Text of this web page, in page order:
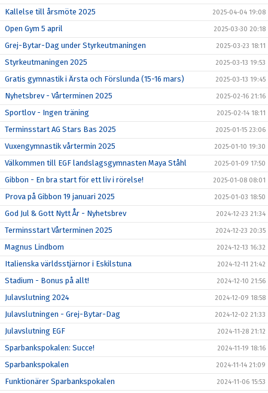
Kallelse till årsmöte 2025 2025-04-04 19:08
Open Gym 5 april 2025-03-30 20:18
Grej-Bytar-Dag under Styrkeutmaningen 2025-03-23 18:11
Styrkeutmaningen 2025 2025-03-13 19:53
Gratis gymnastik i Ärsta och Förslunda (15-16 mars) 2025-03-13 19:45
Nyhetsbrev - Vårterminen 2025 2025-02-16 21:16
Sportlov - Ingen träning 2025-02-14 18:11
Terminsstart AG Stars Bas 2025 2025-01-15 23:06
Vuxengymnastik vårtermin 2025 2025-01-10 19:30
Välkommen till EGF landslagsgymnasten Maya Ståhl 2025-01-09 17:50
Gibbon - En bra start för ett liv i rörelse! 2025-01-08 08:01
Prova på Gibbon 19 januari 2025 2025-01-03 18:50
God Jul & Gott Nytt År - Nyhetsbrev 2024-12-23 21:34
Terminsstart Vårterminen 2025 2024-12-23 20:35
Magnus Lindbom 2024-12-13 16:32
Italienska världsstjärnor i Eskilstuna 2024-12-11 21:42
Stadium - Bonus på allt! 2024-12-10 21:56
Julavslutning 2024 2024-12-09 18:58
Julavslutningen - Grej-Bytar-Dag 2024-12-02 21:33
Julavslutning EGF 2024-11-28 21:12
Sparbankspokalen: Succe! 2024-11-19 18:16
Sparbankspokalen 2024-11-14 21:09
Funktionärer Sparbankspokalen 2024-11-06 15:53